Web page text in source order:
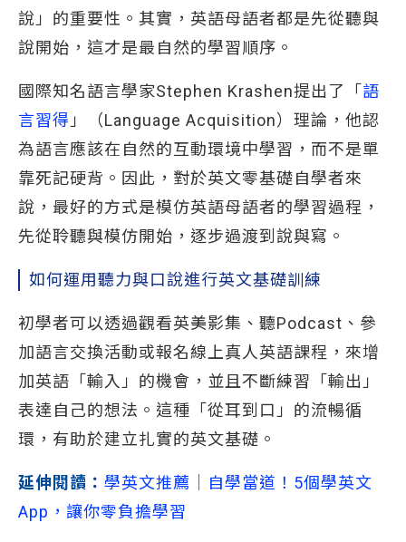
說」的重要性。其實，英語母語者都是先從聽與
說開始，這才是最自然的學習順序。
國際知名語言學家Stephen Krashen提出了「 語
言習得 」（Language Acquisition）理論，他認
為語言應該在自然的互動環境中學習，而不是單
靠死記硬背。因此，對於英文零基礎自學者來
說，最好的方式是模仿英語母語者的學習過程，
先從聆聽與模仿開始，逐步過渡到說與寫。
如何運用聽力與口說進行英文基礎訓練
初學者可以透過觀看英美影集、聽Podcast、參
加語言交換活動或報名線上真人英語課程，來增
加英語「輸入」的機會，並且不斷練習「輸出」
表達自己的想法。這種「從耳到口」的流暢循
環，有助於建立扎實的英文基礎。
延伸閱讀： 學英文推薦│自學當道！5個學英文
App，讓你零負擔學習